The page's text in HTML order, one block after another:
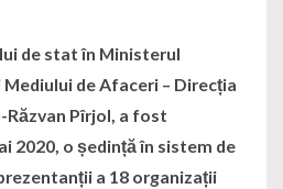
de stat în Ministerul
de Afaceri – Direcția
Răzvan Pîrjol, a fost
2020, o ședință în sistem de
a 18 organizații